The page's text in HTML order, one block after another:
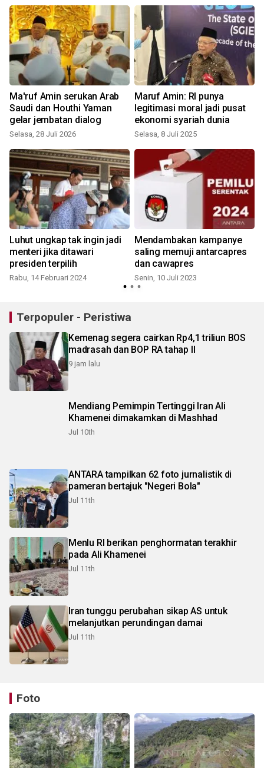
Ma'ruf Amin serukan Arab
Saudi dan Houthi Yaman
gelar jembatan dialog
Selasa, 28 Juli 2026
Maruf Amin: RI punya
legitimasi moral jadi pusat
ekonomi syariah dunia
Selasa, 8 Juli 2025
Luhut ungkap tak ingin jadi
menteri jika ditawari
presiden terpilih
Rabu, 14 Februari 2024
Mendambakan kampanye
saling memuji antarcapres
dan cawapres
Senin, 10 Juli 2023
Terpopuler - Peristiwa
Kemenag segera cairkan Rp4,1 triliun BOS
madrasah dan BOP RA tahap II
9 jam lalu
Mendiang Pemimpin Tertinggi Iran Ali
Khamenei dimakamkan di Mashhad
Jul 10th
ANTARA tampilkan 62 foto jurnalistik di
pameran bertajuk "Negeri Bola"
Jul 11th
Menlu RI berikan penghormatan terakhir
pada Ali Khamenei
Jul 11th
Iran tunggu perubahan sikap AS untuk
melanjutkan perundingan damai
Jul 11th
Foto